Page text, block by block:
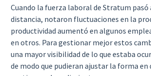
Cuando la fuerza laboral de Stratum pasó
distancia, notaron fluctuaciones en la
productividad aumentó en algunos
en otros. Para gestionar mejor estos
una mayor visibilidad de lo que estaba
de modo que pudieran ajustar la forma en